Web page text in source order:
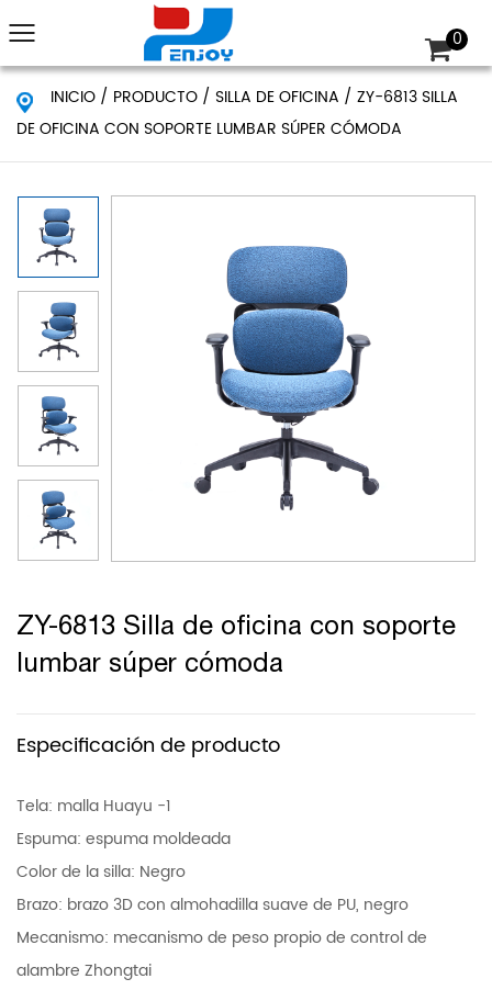
0
INICIO / PRODUCTO / SILLA DE OFICINA / ZY-6813 SILLA
DE OFICINA CON SOPORTE LUMBAR SÚPER CÓMODA
ZY-6813 Silla de oficina con soporte
lumbar súper cómoda
Especificación de producto
Tela: malla Huayu -1
Espuma: espuma moldeada
Color de la silla: Negro
Brazo: brazo 3D con almohadilla suave de PU, negro
Mecanismo: mecanismo de peso propio de control de
alambre Zhongtai